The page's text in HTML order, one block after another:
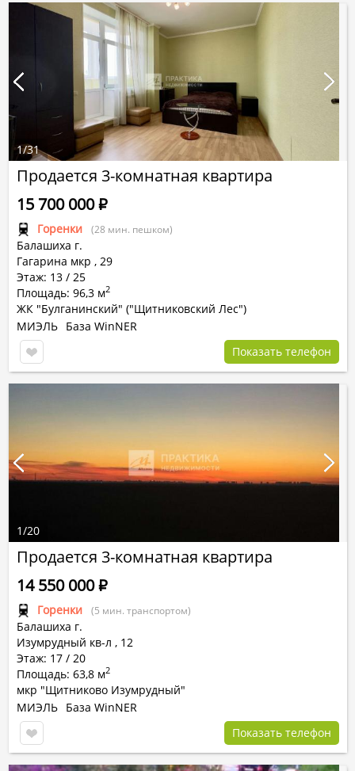
Продается 3-комнатная квартира
Горенки (28 мин. пешком)
Балашиха г.
Гагарина мкр , 29
Этаж: 13 / 25
Площадь: 96,3 м2
ЖК "Булганинский" ("Щитниковский Лес")
15 700 000Р
МИЭЛЬ База WinNER
Показать телефон
1/31
Продается 3-комнатная квартира
Горенки (5 мин. транспортом)
Балашиха г.
Изумрудный кв-л , 12
Этаж: 17 / 20
Площадь: 63,8 м2
мкр "Щитниково Изумрудный"
14 550 000Р
МИЭЛЬ База WinNER
Показать телефон
1/20